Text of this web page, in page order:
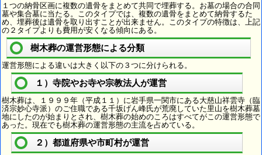
１つの納骨区画に複数の遺骨をまとめて共同で埋葬する。お墓の場合の合同
墓や集合墓に当たる。このタイプでは、複数の遺骨をまとめて納骨するた
め、埋葬後は遺骨を取り出すことが出来ません。このタイプの特徴は、上記
の２タイプよりも費用が安くなる傾向にある。
樹木葬の運営形態による分類
運営形態による違いは大きく以下の３つに分けられる。
１）寺院やお寺や宗教法人が運営
樹木葬は、１９９９年（平成１１）に岩手県一関市にある大慈山祥雲寺（臨
済宗妙心寺派）のご住職である千坂げん峰氏が荒廃していた里山を樹木葬墓
地にしたのが始まりとされ、樹木葬の始めのころはすべてがこの運営形態で
あった。現在でも樹木葬の運営形態の主流を占めている。
２）都道府県や市町村が運営